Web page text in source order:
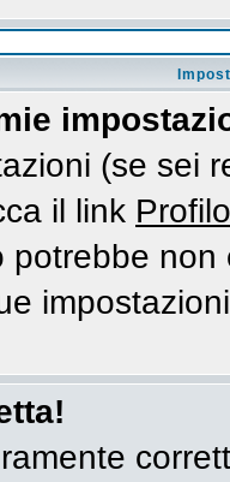
(se sei
il link Profilo
potrebbe